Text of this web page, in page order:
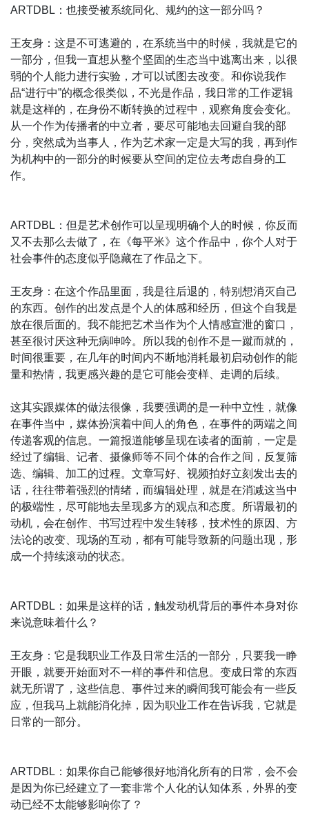
ARTDBL：也接受被系统同化、规约的这一部分吗？
王友身：这是不可逃避的，在系统当中的时候，我就是它的
一部分，但我一直想从整个坚固的生态当中逃离出来，以很
弱的个人能力进行实验，才可以试图去改变。和你说我作
品“进行中”的概念很类似，不光是作品，我日常的工作逻辑
就是这样的，在身份不断转换的过程中，观察角度会变化。
从一个作为传播者的中立者，要尽可能地去回避自我的部
分，突然成为当事人，作为艺术家一定是大写的我，再到作
为机构中的一部分的时候要从空间的定位去考虑自身的工
作。
ARTDBL：但是艺术创作可以呈现明确个人的时候，你反而
又不去那么去做了，在《每平米》这个作品中，你个人对于
社会事件的态度似乎隐藏在了作品之下。
王友身：在这个作品里面，我是往后退的，特别想消灭自己
的东西。创作的出发点是个人的体感和经历，但这个自我是
放在很后面的。我不能把艺术当作为个人情感宣泄的窗口，
甚至很讨厌这种无病呻吟。所以我的创作不是一蹴而就的，
时间很重要，在几年的时间内不断地消耗最初启动创作的能
量和热情，我更感兴趣的是它可能会变样、走调的后续。
这其实跟媒体的做法很像，我要强调的是一种中立性，就像
在事件当中，媒体扮演着中间人的角色，在事件的两端之间
传递客观的信息。一篇报道能够呈现在读者的面前，一定是
经过了编辑、记者、摄像师等不同个体的合作之间，反复筛
选、编辑、加工的过程。文章写好、视频拍好立刻发出去的
话，往往带着强烈的情绪，而编辑处理，就是在消减这当中
的极端性，尽可能地去呈现多方的观点和态度。所谓最初的
动机，会在创作、书写过程中发生转移，技术性的原因、方
法论的改变、现场的互动，都有可能导致新的问题出现，形
成一个持续滚动的状态。
ARTDBL：如果是这样的话，触发动机背后的事件本身对你
来说意味着什么？
王友身：它是我职业工作及日常生活的一部分，只要我一睁
开眼，就要开始面对不一样的事件和信息。变成日常的东西
就无所谓了，这些信息、事件过来的瞬间我可能会有一些反
应，但我马上就能消化掉，因为职业工作在告诉我，它就是
日常的一部分。
ARTDBL：如果你自己能够很好地消化所有的日常，会不会
是因为你已经建立了一套非常个人化的认知体系，外界的变
动已经不太能够影响你了？